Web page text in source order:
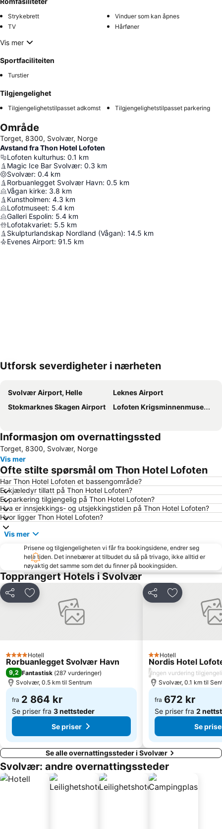
Strykebrett
Vinduer som kan åpnes
TV
Hårføner
Vis mer
Sportfaciliteiten
Turstier
Tilgjengelighet
Tilgjengelighetstilpasset adkomst Tilgjengelighetstilpasset parkering
Område
Torget, 8300, Svolvær, Norge
Avstand fra Thon Hotel Lofoten
Lofoten kulturhus: 0.1 km
Magic Ice Bar Svolvær: 0.3 km
Svolvær: 0.4 km
Rorbuanlegget Svolvær Havn: 0.5 km
Vågan kirke: 3.8 km
Kunstholmen: 4.3 km
Lofotmuseet: 5.4 km
Galleri Espolin: 5.4 km
Lofotakvariet: 5.5 km
Skulpturlandskap Nordland (Vågan): 14.5 km
Evenes Airport: 91.5 km
Utforsk severdigheter i nærheten
Svolvær Airport, Helle
Leknes Airport
Stokmarknes Skagen Airport
Lofoten Krigsminnenmuseum
Informasjon om overnattingssted
Torget, 8300, Svolvær, Norge
Vis mer
Ofte stilte spørsmål om Thon Hotel Lofoten
Har Thon Hotel Lofoten et bassengområde?
Er kjæledyr tillatt på Thon Hotel Lofoten?
Er parkering tilgjengelig på Thon Hotel Lofoten?
Hva er innsjekkings- og utsjekkingstiden på Thon Hotel Lofoten?
Hvor ligger Thon Hotel Lofoten?
Vis mer
Prisene og tilgjengeligheten vi får fra bookingsidene, endrer seg
hele tiden. Det innebærer at tilbudet du så på trivago, ikke alltid er
nøyaktig det samme som det du finner på bookingsiden.
Topprangert Hotels i Svolvær
Del Legg til i favoritter
4 Stjerner
Hotell
Rorbuanlegget Svolvær Havn
9,2 Fantastisk (287 vurderinger)
Svolvær, 0.5 km til Sentrum
fra 2 864 kr
Se priser fra 3 nettsteder
Se priser
Del Legg til i
2 Stjerner
Hotell
Nordis Hotel
/Ingen vurdering
Svolvær, 0.1 km til
fra 672 kr
Se priser fra 2
Se
Se alle overnattingssteder i Svolvær
Svolvær: andre overnattingssteder